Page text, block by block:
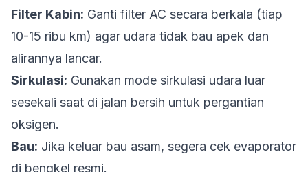
Filter Kabin: Ganti filter AC secara berkala (tiap
10-15 ribu km) agar udara tidak bau apek dan
alirannya lancar.
Sirkulasi: Gunakan mode sirkulasi udara luar
sesekali saat di jalan bersih untuk pergantian
oksigen.
Bau: Jika keluar bau asam, segera cek evaporator
di bengkel resmi.